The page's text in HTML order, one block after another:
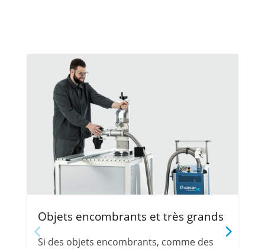
Objets encombrants et très grands
Si des objets encombrants, comme des